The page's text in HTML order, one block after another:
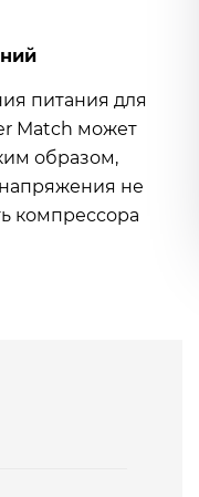
питания для
Match может
образом,
не
компрессора